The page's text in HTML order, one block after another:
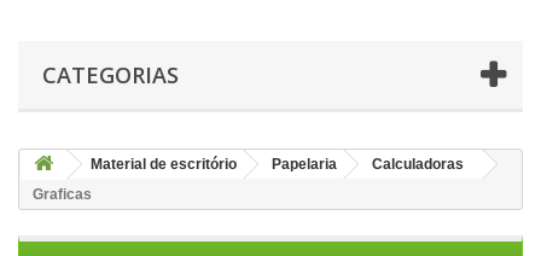
CATEGORIAS
Material de escritório Papelaria
Calculadoras
Graficas